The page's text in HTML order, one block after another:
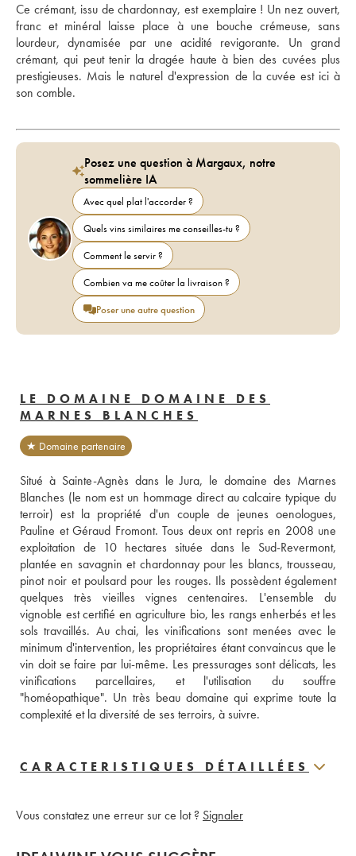
Ce crémant, issu de chardonnay, est exemplaire ! Un nez ouvert,
franc et minéral laisse place à une bouche crémeuse, sans
lourdeur, dynamisée par une acidité revigorante. Un grand
crémant, qui peut tenir la dragée haute à bien des cuvées plus
prestigieuses. Mais le naturel d'expression de la cuvée est ici à
son comble.
Posez une question à Margaux, notre
sommelière IA
Avec quel plat l'accorder ?
Quels vins similaires me conseilles-tu ?
Comment le servir ?
Combien va me coûter la livraison ?
Poser une autre question
LE DOMAINE DOMAINE DES
MARNES BLANCHES
★ Domaine partenaire
Situé à Sainte-Agnès dans le Jura, le domaine des Marnes
Blanches (le nom est un hommage direct au calcaire typique du
terroir) est la propriété d'un couple de jeunes oenologues,
Pauline et Géraud Fromont. Tous deux ont repris en 2008 une
exploitation de 10 hectares située dans le Sud-Revermont,
plantée en savagnin et chardonnay pour les blancs, trousseau,
pinot noir et poulsard pour les rouges. Ils possèdent également
quelques très vieilles vignes centenaires. L'ensemble du
vignoble est certifié en agriculture bio, les rangs enherbés et les
sols travaillés. Au chai, les vinifications sont menées avec le
minimum d'intervention, les propriétaires étant convaincus que le
vin doit se faire par lui-même. Les pressurages sont délicats, les
vinifications parcellaires, et l'utilisation du souffre
"homéopathique". Un très beau domaine qui exprime toute la
complexité et la diversité de ses terroirs, à suivre.
CARACTERISTIQUES DÉTAILLÉES
Vous constatez une erreur sur ce lot ? Signaler